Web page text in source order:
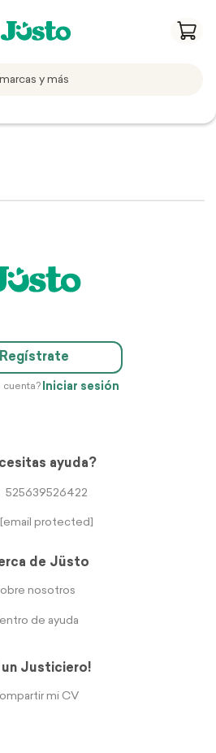
Regístrate
cuenta? Iniciar sesión
ayuda?
525639526422
[email protected]
de Jüsto
nosotros
de ayuda
un Justiciero!
mi CV